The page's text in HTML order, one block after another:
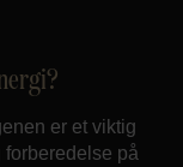
er et viktig
forberedelse på